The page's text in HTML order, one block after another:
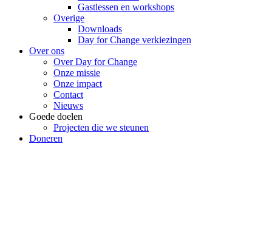
Gastlessen en workshops
Overige
Downloads
Day for Change verkiezingen
Over ons
Over Day for Change
Onze missie
Onze impact
Contact
Nieuws
Goede doelen
Projecten die we steunen
Doneren